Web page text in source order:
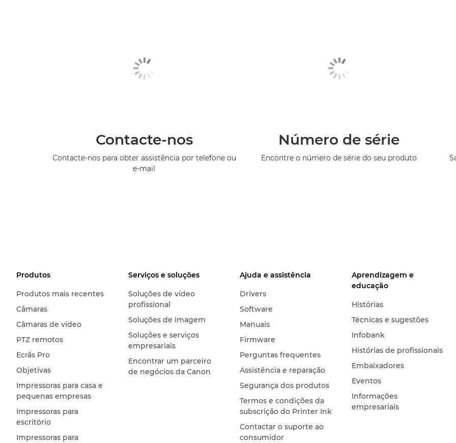
Contacte-nos
Contacte-nos para obter assistência por telefone ou
e-mail
Número de série
Encontre o número de série do seu produto
Produtos
Produtos mais recentes
Câmaras
Câmaras de vídeo
PTZ remotos
Ecrãs Pro
Objetivas
Impressoras para casa e
pequenas empresas
Impressoras para
escritório
Impressoras para
Serviços e soluções
Soluções de vídeo
profissional
Soluções de imagem
Soluções e serviços
empresariais
Encontrar um parceiro
de negócios da Canon
Ajuda e assistência
Drivers
Software
Manuais
Firmware
Perguntas frequentes
Assistência e reparação
Segurança dos produtos
Termos e condições da
subscrição do Printer Ink
Contactar o suporte ao
consumidor
Aprendizagem e
educação
Histórias
Técnicas e sugestões
Infobank
Histórias de profissionais
Embaixadores
Eventos
Informações
empresariais